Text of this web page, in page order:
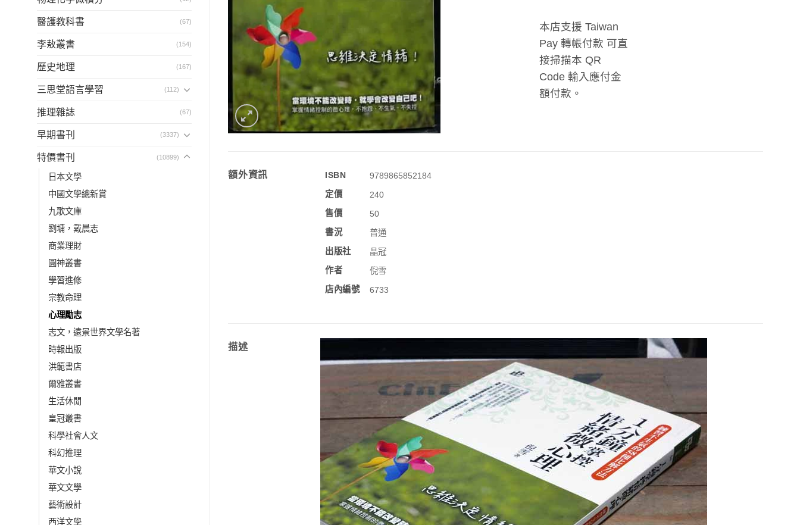
醫護教科書 (67)
李敖叢書 (154)
歷史地理 (167)
三思堂語言學習 (112)
推理雜誌 (67)
早期書刊 (3337)
特價書刊 (10899)
日本文學
中國文學總新賞
九歌文庫
劉墉，戴晨志
商業理財
圓神叢書
學習進修
宗教命理
心理勵志
志文，遠景世界文學名著
時報出版
洪範書店
爾雅叢書
生活休閒
皇冠叢書
科學社會人文
科幻推理
華文小說
華文文學
藝術設計
西洋文學
本店支援 Taiwan
Pay 轉帳付款 可直
接掃描本 QR
Code 輸入應付金
額付款。
額外資訊 ISBN
9789865852184
定價
240
售價
50
書況
普通
出版社
晶冠
作者
倪雪
店內編號
6733
描述